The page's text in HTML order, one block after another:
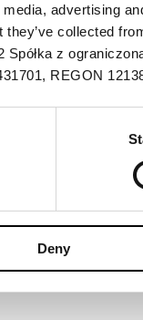
advertising
collected
z
REGON
Deny